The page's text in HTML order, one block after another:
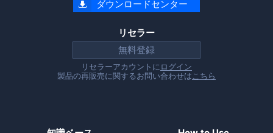
 ダウンロードセンター
リセラー
無料登録
リセラーアカウントに ログイン
製品の再販売に関するお問い合わせは こちら